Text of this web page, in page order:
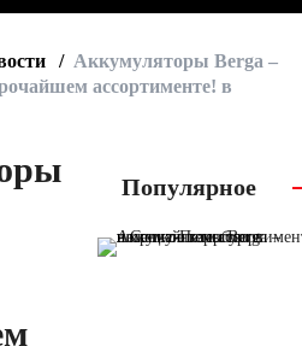
Аккумуляторы Berga –
ассортименте! в
Популярное